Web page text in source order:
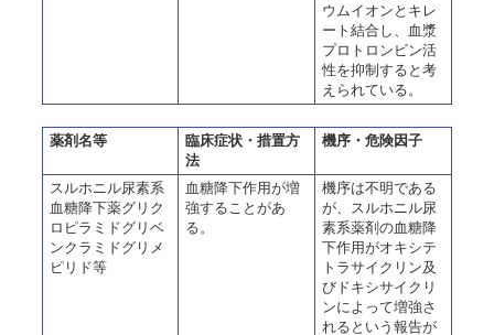
ウムイオンとキレ
ート結合し、血漿
プロトロンビン活
性を抑制すると考
えられている。
薬剤名等
臨床症状・措置方
法
機序・危険因子
スルホニル尿素系
血糖降下薬グリク
ロピラミドグリベ
ンクラミドグリメ
ピリド等
血糖降下作用が増
強することがあ
る。
機序は不明である
が、スルホニル尿
素系薬剤の血糖降
下作用がオキシテ
トラサイクリン及
びドキシサイクリ
ンによって増強さ
れるという報告が